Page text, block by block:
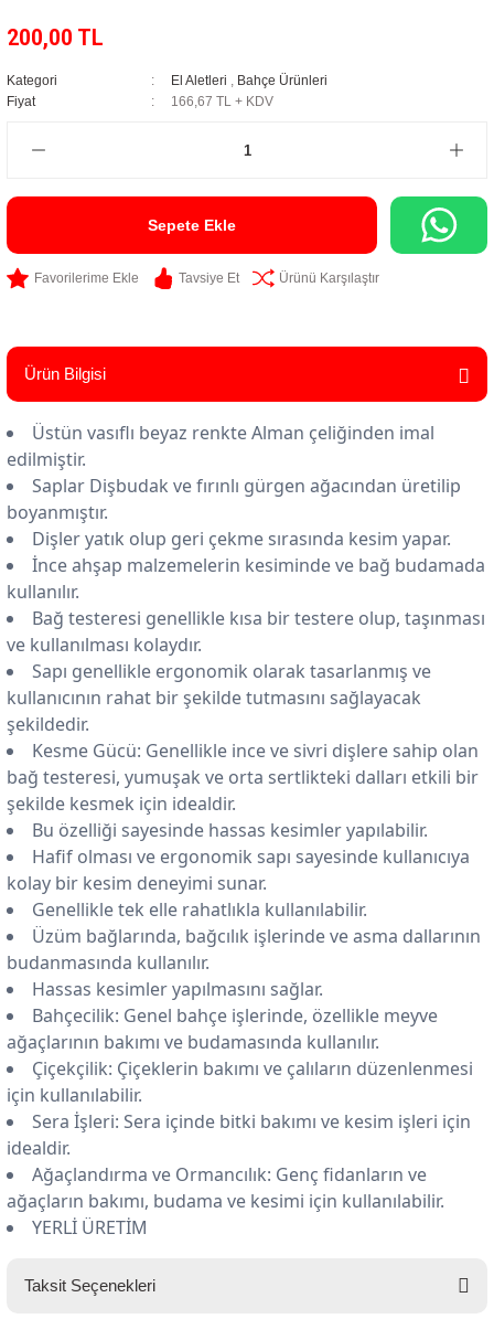
200,00 TL
Kategori El Aletleri , Bahçe Ürünleri
Fiyat
166,67 TL + KDV
Sepete Ekle
Tavsiye Et Ürünü Karşılaştır
Ürün Bilgisi
Üstün vasıflı beyaz renkte Alman çeliğinden imal
edilmiştir.
Saplar Dişbudak ve fırınlı gürgen ağacından üretilip
boyanmıştır.
Dişler yatık olup geri çekme sırasında kesim yapar.
İnce ahşap malzemelerin kesiminde ve bağ budamada
kullanılır.
Bağ testeresi genellikle kısa bir testere olup, taşınması
ve kullanılması kolaydır.
Sapı genellikle ergonomik olarak tasarlanmış ve
kullanıcının rahat bir şekilde tutmasını sağlayacak
şekildedir.
Kesme Gücü: Genellikle ince ve sivri dişlere sahip olan
bağ testeresi, yumuşak ve orta sertlikteki dalları etkili bir
şekilde kesmek için idealdir.
Bu özelliği sayesinde hassas kesimler yapılabilir.
Hafif olması ve ergonomik sapı sayesinde kullanıcıya
kolay bir kesim deneyimi sunar.
Genellikle tek elle rahatlıkla kullanılabilir.
Üzüm bağlarında, bağcılık işlerinde ve asma dallarının
budanmasında kullanılır.
Hassas kesimler yapılmasını sağlar.
Bahçecilik: Genel bahçe işlerinde, özellikle meyve
ağaçlarının bakımı ve budamasında kullanılır.
Çiçekçilik: Çiçeklerin bakımı ve çalıların düzenlenmesi
için kullanılabilir.
Sera İşleri: Sera içinde bitki bakımı ve kesim işleri için
idealdir.
Ağaçlandırma ve Ormancılık: Genç fidanların ve
ağaçların bakımı, budama ve kesimi için kullanılabilir.
YERLİ ÜRETİM
Taksit Seçenekleri